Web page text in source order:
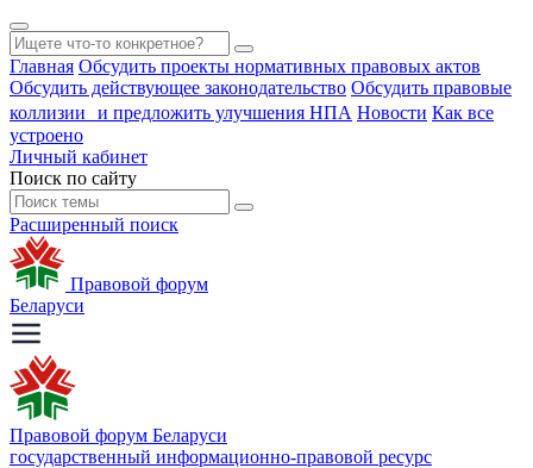
Главная Обсудить проекты нормативных правовых актов
Обсудить действующее законодательство Обсудить правовые
коллизии и предложить улучшения НПА Новости Как все
устроено
Личный кабинет
Поиск по сайту
Расширенный поиск
Правовой форум
Беларуси
Правовой форум Беларуси
государственный информационно-правовой ресурс